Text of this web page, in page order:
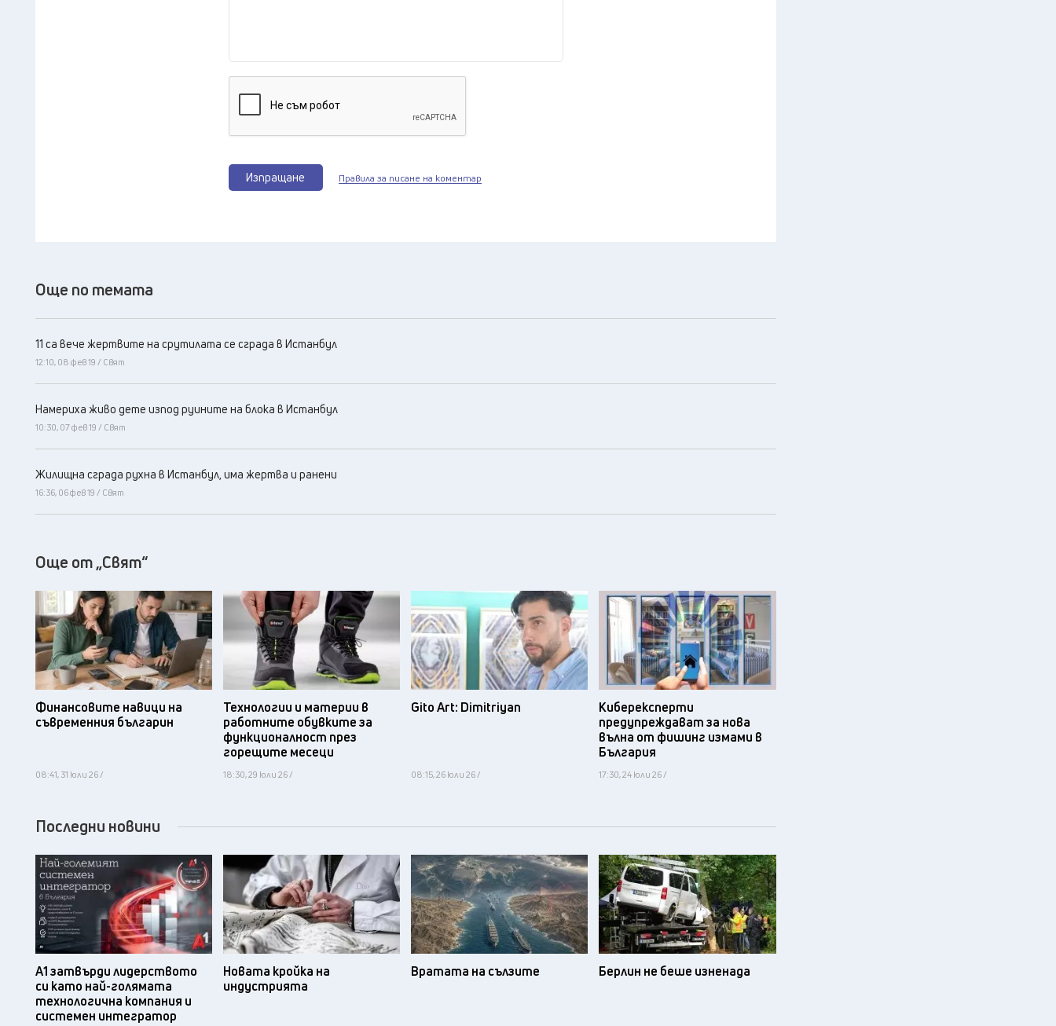
Изпращане Правила за писане на коментар
Още по темата
11 са вече жертвите на срутилата се сграда в Истанбул
12:10, 08 фев 19 / Свят
Намериха живо дете изпод руините на блока в Истанбул
10:30, 07 фев 19 / Свят
Жилищна сграда рухна в Истанбул, има жертва и ранени
16:36, 06 фев 19 / Свят
Още от „Свят“
Финансовите навици на
съвременния българин
08:41, 31 юли 26 /
Технологии и материи в
работните обувките за
функционалност през
горещите месеци
18:30, 29 юли 26 /
Gito Art: Dimitriyan
08:15, 26 юли 26 /
Киберексперти
предупреждават за нова
вълна от фишинг измами в
България
17:30, 24 юли 26 /
Последни новини
А1 затвърди лидерството
си като най-голямата
технологична компания и
системен интегратор
Новата кройка на
индустрията
Вратата на сълзите Берлин не беше изненада